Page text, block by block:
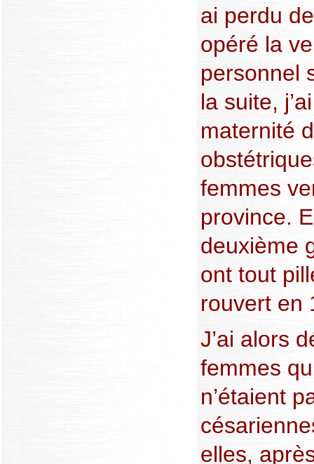
ai perdu
opéré la
personnel
la suite,
maternité
femmes
province.
deuxième
ont tout
rouvert en
J’ai alors
femmes
n’étaient
elles,